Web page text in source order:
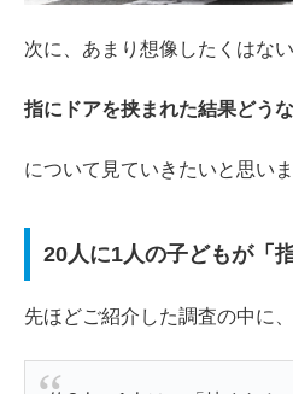
次に、あまり想像したくはない
指にドアを挟まれた結果どう
について見ていきたいと思いま
20人に1人の子どもが「
先ほどご紹介した調査の中に、